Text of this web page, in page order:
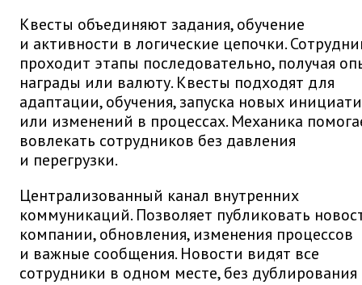
Квесты объединяют задания, обучение
и активности в логические цепочки.
проходит этапы последовательно, получая
награды или валюту. Квесты подходят для
адаптации, обучения, запуска новых
или изменений в процессах. Механика
вовлекать сотрудников без давления
и перегрузки.
Централизованный канал внутренних
коммуникаций. Позволяет публиковать
компании, обновления, изменения процессов
и важные сообщения. Новости видят все
сотрудники в одном месте, без дублирования